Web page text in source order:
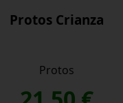
Protos Crianza
Protos